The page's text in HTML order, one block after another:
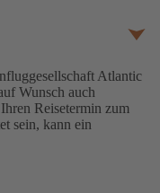
Atlantic
Wunsch auch
Reisetermin zum
sein, kann ein